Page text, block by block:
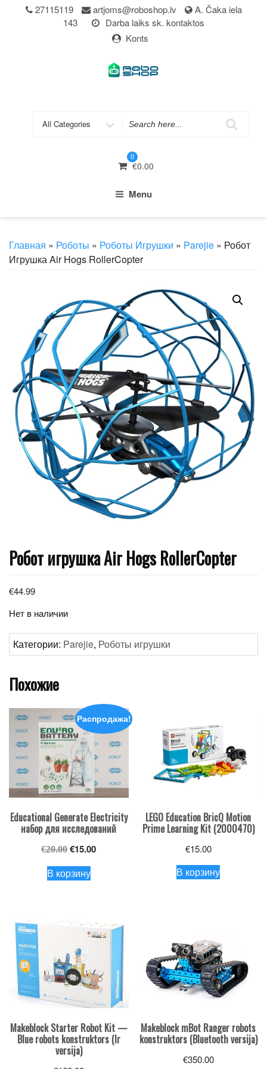
27115119 artjoms@roboshop.lv
A. Čaka iela
143
Darba laiks sk. kontaktos
Konts
0
€0.00
Menu
Главная » Роботы » Роботы Игрушки » Parejie » Робот
Игрушка Air Hogs RollerCopter
Робот игрушка Air Hogs RollerCopter
€44.99
Нет в наличии
Категории: Parejie, Роботы игрушки
Похожие
Распродажа!
Educational Generate Electricity
набор для исследований
€20.00 Первоначальная
составляла
€15.00Текущая
В корзину
LEGO Education BricQ Motion
Prime Learning Kit (2000470)
€15.00
В корзину
Makeblock Starter Robot Kit —
Blue robots konstruktors (Ir
versija)
Makeblock mBot Ranger robots
konstruktors (Bluetooth versija)
€350.00